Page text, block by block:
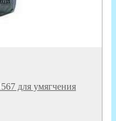
для умягчения